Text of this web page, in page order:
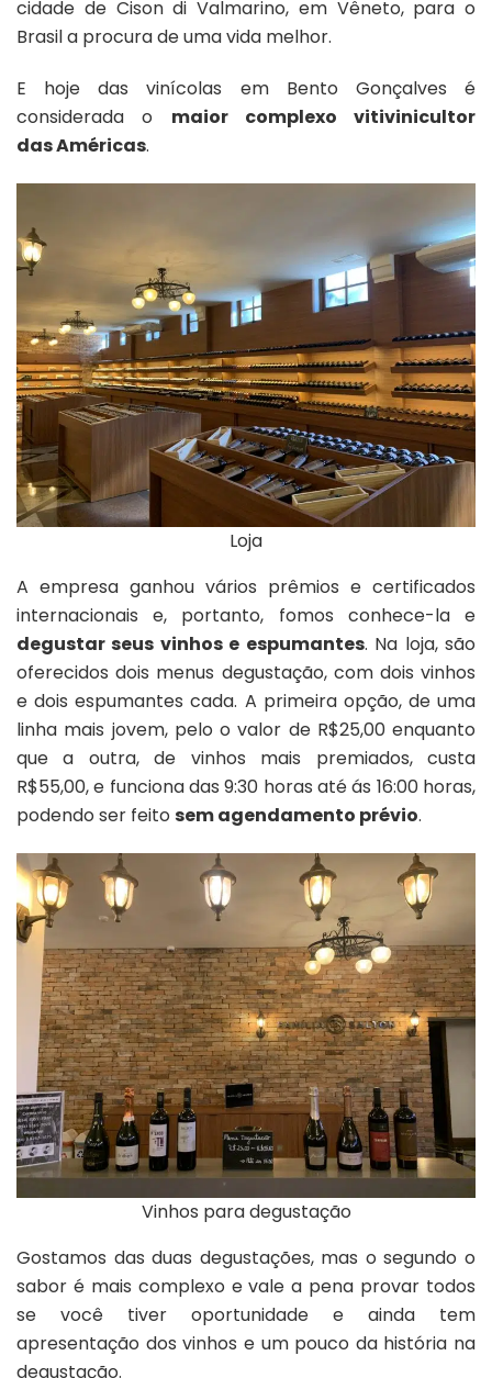
cidade de Cison di Valmarino, em Vêneto, para o
Brasil a procura de uma vida melhor.
E hoje das vinícolas em Bento Gonçalves é
considerada o maior complexo vitivinicultor
das Américas.
Loja
A empresa ganhou vários prêmios e certificados
internacionais e, portanto, fomos conhece-la e
degustar seus vinhos e espumantes. Na loja, são
oferecidos dois menus degustação, com dois vinhos
e dois espumantes cada. A primeira opção, de uma
linha mais jovem, pelo o valor de R$25,00 enquanto
que a outra, de vinhos mais premiados, custa
R$55,00, e funciona das 9:30 horas até ás 16:00 horas,
podendo ser feito sem agendamento prévio.
Vinhos para degustação
Gostamos das duas degustações, mas o segundo o
sabor é mais complexo e vale a pena provar todos
se você tiver oportunidade e ainda tem
apresentação dos vinhos e um pouco da história na
degustação.